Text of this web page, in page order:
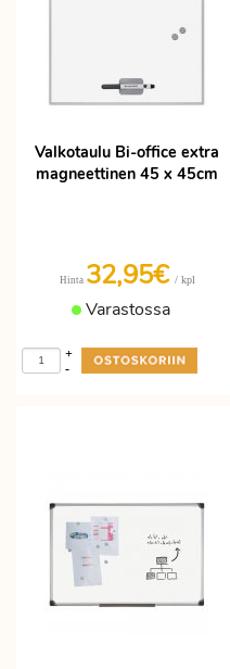
Valkotaulu Bi-office extra
magneettinen 45 x 45cm
Hinta 32,95€ / kpl
Varastossa
-
+